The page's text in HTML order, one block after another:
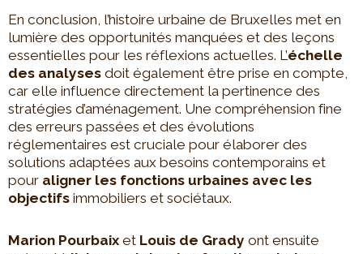
En conclusion, l’histoire urbaine de Bruxelles met en
lumière des opportunités manquées et des leçons
essentielles pour les réflexions actuelles. L’échelle
des analyses doit également être prise en compte,
car elle influence directement la pertinence des
stratégies d’aménagement. Une compréhension fine
des erreurs passées et des évolutions
réglementaires est cruciale pour élaborer des
solutions adaptées aux besoins contemporains et
pour aligner les fonctions urbaines avec les
objectifs immobiliers et sociétaux.
Marion Pourbaix et Louis de Grady ont ensuite